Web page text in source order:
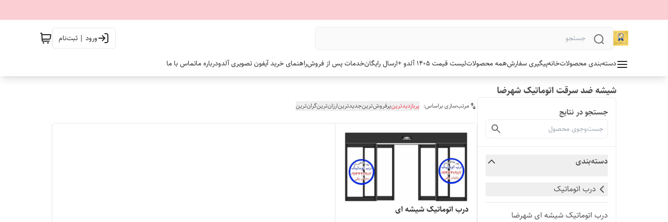
ورود | ثبت‌نام
دسته‌بندی محصولاتخانهپیگیری سفارشهمه محصولاتلیست قیمت 1405 آلدو +ارسال رایگان خدمات پس از فروشراهنمای خرید آیفون تصویری آلدودرباره ماتماس با ما
شیشه ضد سرقت اتوماتیک شهرضا
جستجو در نتایج
دسته‌بندی
درب اتوماتیک
درب اتوماتیک شیشه ای شهرضا
مرتب‌سازی براساس: پربازدیدترینپرفروش‌ترینجدیدترینارزان‌ترینگران‌ترین
درب اتوماتیک شیشه ای